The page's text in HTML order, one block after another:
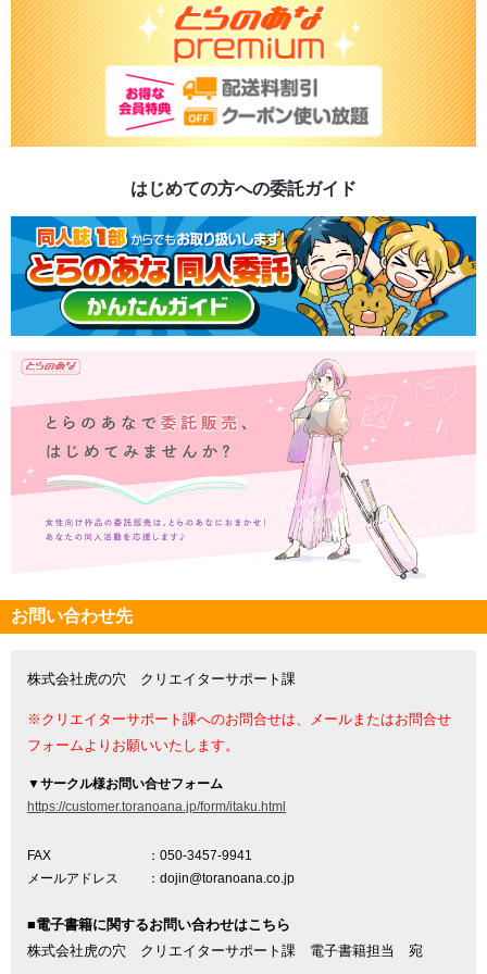
はじめての方への委託ガイド
お問い合わせ先
株式会社虎の穴 クリエイターサポート課
※クリエイターサポート課へのお問合せは、メールまたはお問合せ
フォームよりお願いいたします。
▼サークル様お問い合せフォーム
https://customer.toranoana.jp/form/itaku.html
FAX
：050-3457-9941
メールアドレス
：dojin@toranoana.co.jp
■電子書籍に関するお問い合わせはこちら
株式会社虎の穴 クリエイターサポート課 電子書籍担当 宛